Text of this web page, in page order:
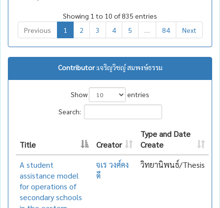
Showing 1 to 10 of 835 entries
Previous
1 2 3 4 5 84 Next
Contributor :เจริญวิชญ์ สมพงษ์ธรรม
Show
entries
Search:
Title Creator
Type and Date
Create
A student
assistance model
for operations of
secondary schools
จเร วงศ์คง
ดี
วิทยานิพนธ์/Thesis